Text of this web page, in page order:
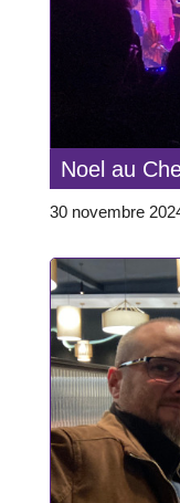
Noel au
30 novembre